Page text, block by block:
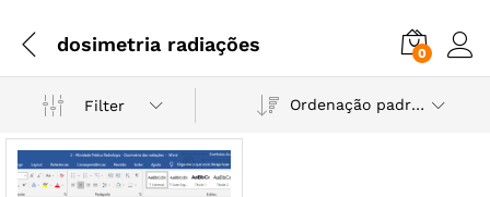
dosimetria radiações 0
Filter Ordenação padrão